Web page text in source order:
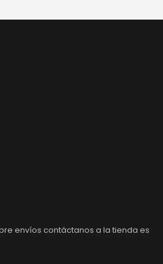
envíos contáctanos a la tienda es